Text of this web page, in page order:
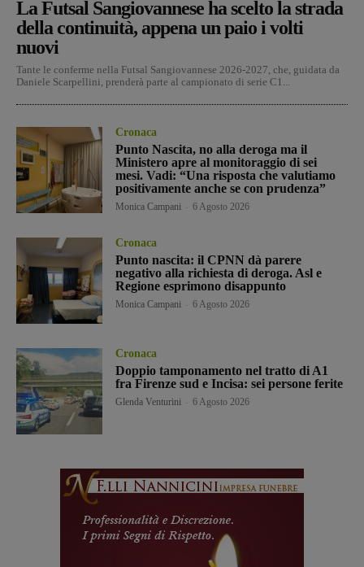
La Futsal Sangiovannese ha scelto la strada
della continuità, appena un paio i volti
nuovi
Tante le conferme nella Futsal Sangiovannese 2026-2027, che, guidata da
Daniele Scarpellini, prenderà parte al campionato di serie C1...
Cronaca
Punto Nascita, no alla deroga ma il
Ministero apre al monitoraggio di sei
mesi. Vadi: “Una risposta che valutiamo
positivamente anche se con prudenza”
Monica Campani 6 Agosto 2026
Cronaca
Punto nascita: il CPNN dà parere
negativo alla richiesta di deroga. Asl e
Regione esprimono disappunto
Monica Campani 6 Agosto 2026
Cronaca
Doppio tamponamento nel tratto di A1
fra Firenze sud e Incisa: sei persone ferite
Glenda Venturini 6 Agosto 2026